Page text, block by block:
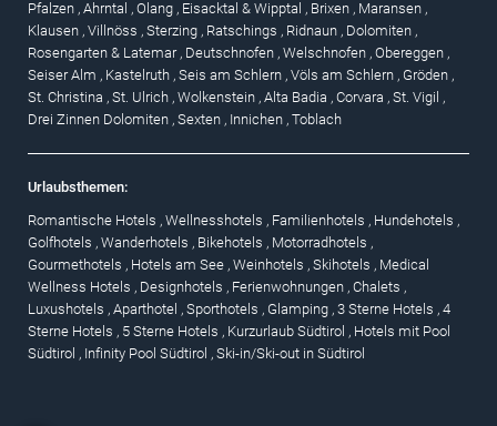
Pfalzen , Ahrntal , Olang , Eisacktal & Wipptal , Brixen , Maransen ,
Klausen , Villnöss , Sterzing , Ratschings , Ridnaun , Dolomiten ,
Rosengarten & Latemar , Deutschnofen , Welschnofen , Obereggen ,
Seiser Alm , Kastelruth , Seis am Schlern , Völs am Schlern , Gröden ,
St. Christina , St. Ulrich , Wolkenstein , Alta Badia , Corvara , St. Vigil ,
Drei Zinnen Dolomiten , Sexten , Innichen , Toblach
Urlaubsthemen:
Romantische Hotels , Wellnesshotels , Familienhotels , Hundehotels ,
Golfhotels , Wanderhotels , Bikehotels , Motorradhotels ,
Gourmethotels , Hotels am See , Weinhotels , Skihotels , Medical
Wellness Hotels , Designhotels , Ferienwohnungen , Chalets ,
Luxushotels , Aparthotel , Sporthotels , Glamping , 3 Sterne Hotels , 4
Sterne Hotels , 5 Sterne Hotels , Kurzurlaub Südtirol , Hotels mit Pool
Südtirol , Infinity Pool Südtirol , Ski-in/Ski-out in Südtirol